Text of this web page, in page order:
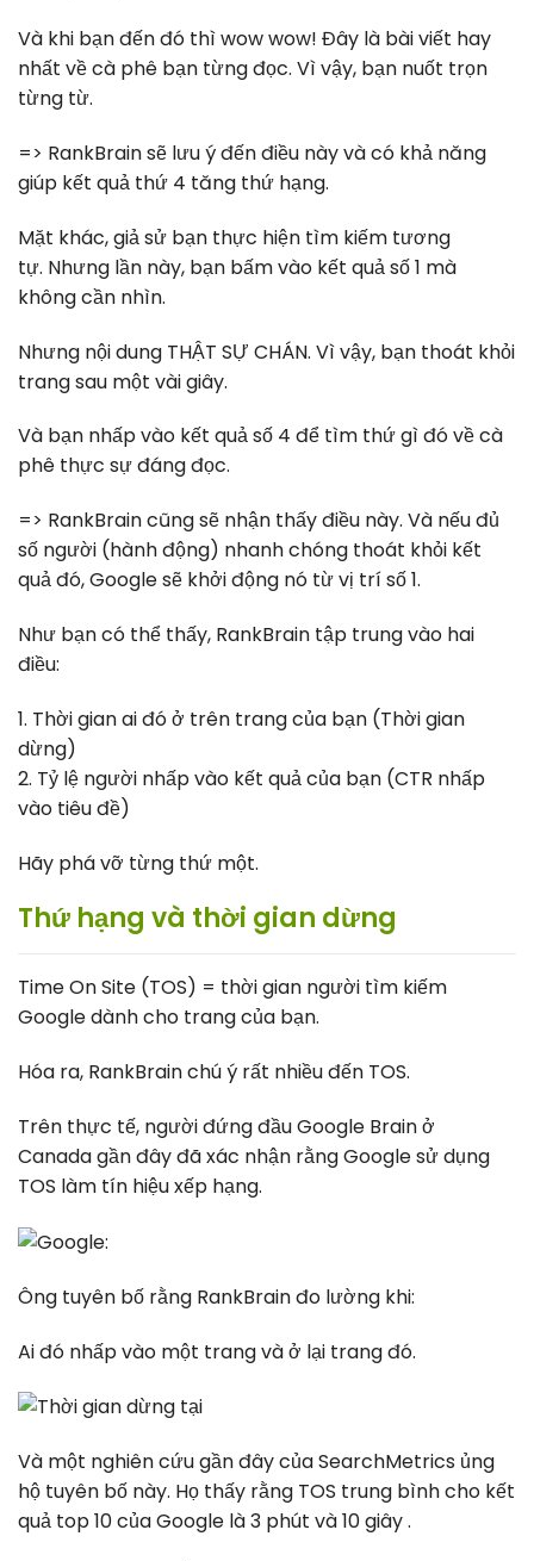
Và khi bạn đến đó thì wow wow! Đây là bài viết hay
nhất về cà phê bạn từng đọc. Vì vậy, bạn nuốt trọn
từng từ.
=> RankBrain sẽ lưu ý đến điều này và có khả năng
giúp kết quả thứ 4 tăng thứ hạng.
Mặt khác, giả sử bạn thực hiện tìm kiếm tương
tự. Nhưng lần này, bạn bấm vào kết quả số 1 mà
không cần nhìn.
Nhưng nội dung THẬT SỰ CHÁN. Vì vậy, bạn thoát khỏi
trang sau một vài giây.
Và bạn nhấp vào kết quả số 4 để tìm thứ gì đó về cà
phê thực sự đáng đọc.
=> RankBrain cũng sẽ nhận thấy điều này. Và nếu đủ
số người (hành động) nhanh chóng thoát khỏi kết
quả đó, Google sẽ khởi động nó từ vị trí số 1.
Như bạn có thể thấy, RankBrain tập trung vào hai
điều:
1. Thời gian ai đó ở trên trang của bạn (Thời gian
dừng)
2. Tỷ lệ người nhấp vào kết quả của bạn (CTR nhấp
vào tiêu đề)
Hãy phá vỡ từng thứ một.
Thứ hạng và thời gian dừng
Time On Site (TOS) = thời gian người tìm kiếm
Google dành cho trang của bạn.
Hóa ra, RankBrain chú ý rất nhiều đến TOS.
Trên thực tế, người đứng đầu Google Brain ở
Canada gần đây đã xác nhận rằng Google sử dụng
TOS làm tín hiệu xếp hạng.
Ông tuyên bố rằng RankBrain đo lường khi:
Ai đó nhấp vào một trang và ở lại trang đó.
Và một nghiên cứu gần đây của SearchMetrics ủng
hộ tuyên bố này. Họ thấy rằng TOS trung bình cho kết
quả top 10 của Google là 3 phút và 10 giây .